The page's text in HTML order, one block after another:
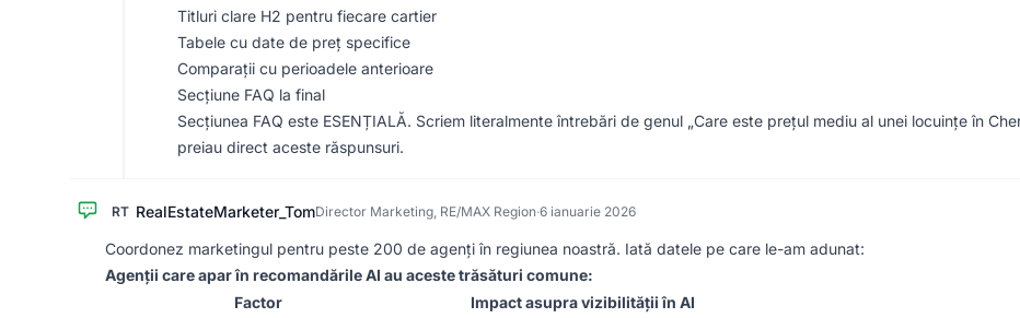
Titluri clare H2 pentru fiecare cartier
Tabele cu date de preț specifice
Comparații cu perioadele anterioare
Secțiune FAQ la final
Secțiunea FAQ este ESENȚIALĂ. Scriem literalmente întrebări de genul „Care este prețul mediu al unei locuințe în
preiau direct aceste răspunsuri.
RT RealEstateMarketer_TomDirector Marketing, RE/MAX Region·6 ianuarie 2026
Coordonez marketingul pentru peste 200 de agenți în regiunea noastră. Iată datele pe care le-am adunat:
Agenții care apar în recomandările AI au aceste trăsături comune:
Factor
Impact asupra vizibilității în AI